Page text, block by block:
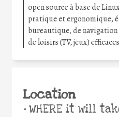
open source à base de
pratique et ergonomique,
bureautique, de
de loisirs (TV, jeux)
Location
•WHERE it will